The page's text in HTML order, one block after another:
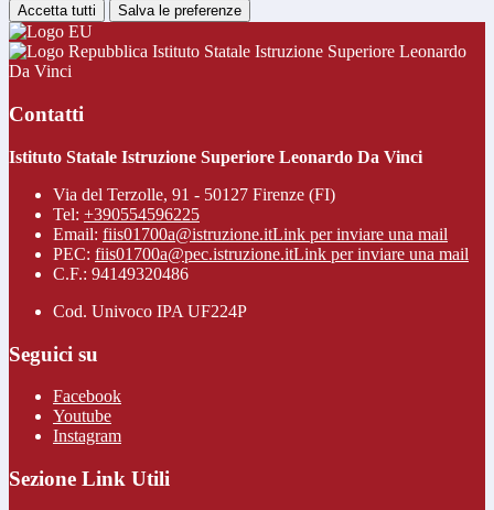
Accetta tutti Salva le preferenze
Istituto Statale Istruzione Superiore Leonardo
Da Vinci
Contatti
Istituto Statale Istruzione Superiore Leonardo Da Vinci
Via del Terzolle, 91 - 50127 Firenze (FI)
Tel: +390554596225
Email: fiis01700a@istruzione.itLink per inviare una mail
PEC: fiis01700a@pec.istruzione.itLink per inviare una mail
C.F.: 94149320486
Cod. Univoco IPA UF224P
Seguici su
Facebook
Youtube
Instagram
Sezione Link Utili